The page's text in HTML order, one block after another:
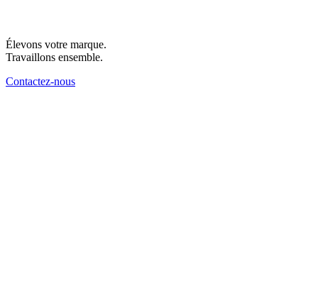
Élevons votre marque.
Travaillons ensemble.
Contactez-nous